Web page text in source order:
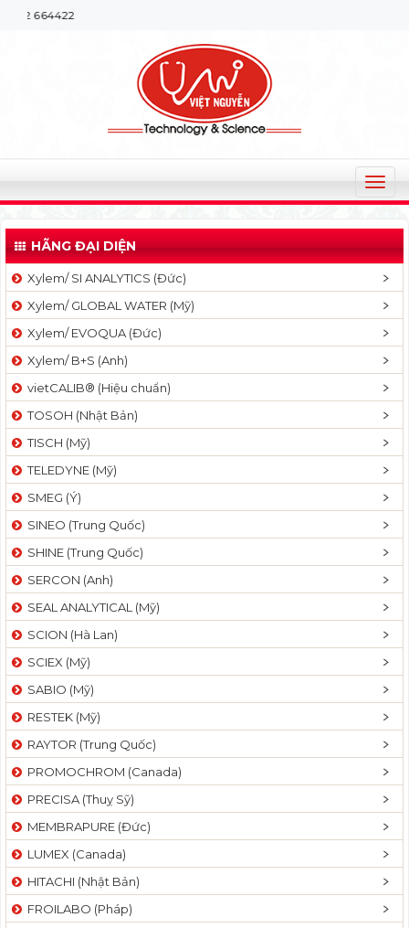
T
o
g
l
v
a
t
n
HÃNG ĐẠI DIỆN
Xylem/ SI ANALYTICS (Đức)
Xylem/ GLOBAL WATER (Mỹ)
Xylem/ EVOQUA (Đức)
Xylem/ B+S (Anh)
vietCALIB® (Hiệu chuẩn)
TOSOH (Nhật Bản)
TISCH (Mỹ)
TELEDYNE (Mỹ)
SMEG (Ý)
SINEO (Trung Quốc)
SHINE (Trung Quốc)
SERCON (Anh)
SEAL ANALYTICAL (Mỹ)
SCION (Hà Lan)
SCIEX (Mỹ)
SABIO (Mỹ)
RESTEK (Mỹ)
RAYTOR (Trung Quốc)
PROMOCHROM (Canada)
PRECISA (Thuỵ Sỹ)
MEMBRAPURE (Đức)
LUMEX (Canada)
HITACHI (Nhật Bản)
FROILABO (Pháp)